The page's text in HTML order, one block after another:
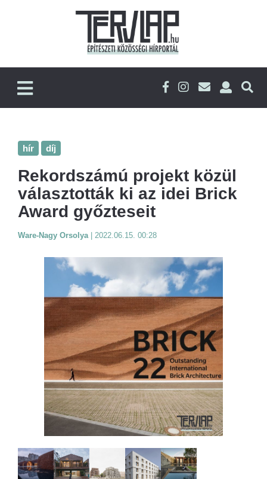
hír díj
Rekordszámú projekt közül
választották ki az idei Brick
Award győzteseit
Ware-Nagy Orsolya 2022.06.15. 00:28